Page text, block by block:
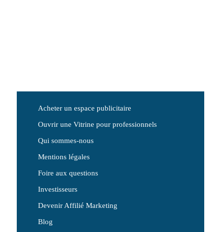
Acheter un espace publicitaire
Ouvrir une Vitrine pour professionnels
Qui sommes-nous
Mentions légales
Foire aux questions
Investisseurs
Devenir Affilié Marketing
Blog